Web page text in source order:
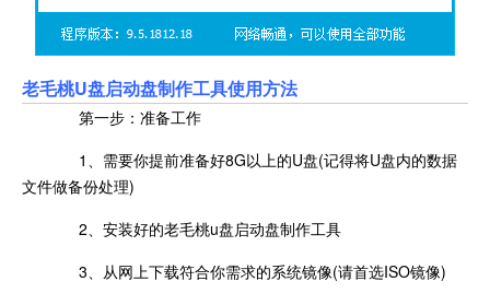
老毛桃U盘启动盘制作工具使用方法
第一步：准备工作
1、需要你提前准备好8G以上的U盘(记得将U盘内的数据
文件做备份处理)
2、安装好的老毛桃u盘启动盘制作工具
3、从网上下载符合你需求的系统镜像(请首选ISO镜像)